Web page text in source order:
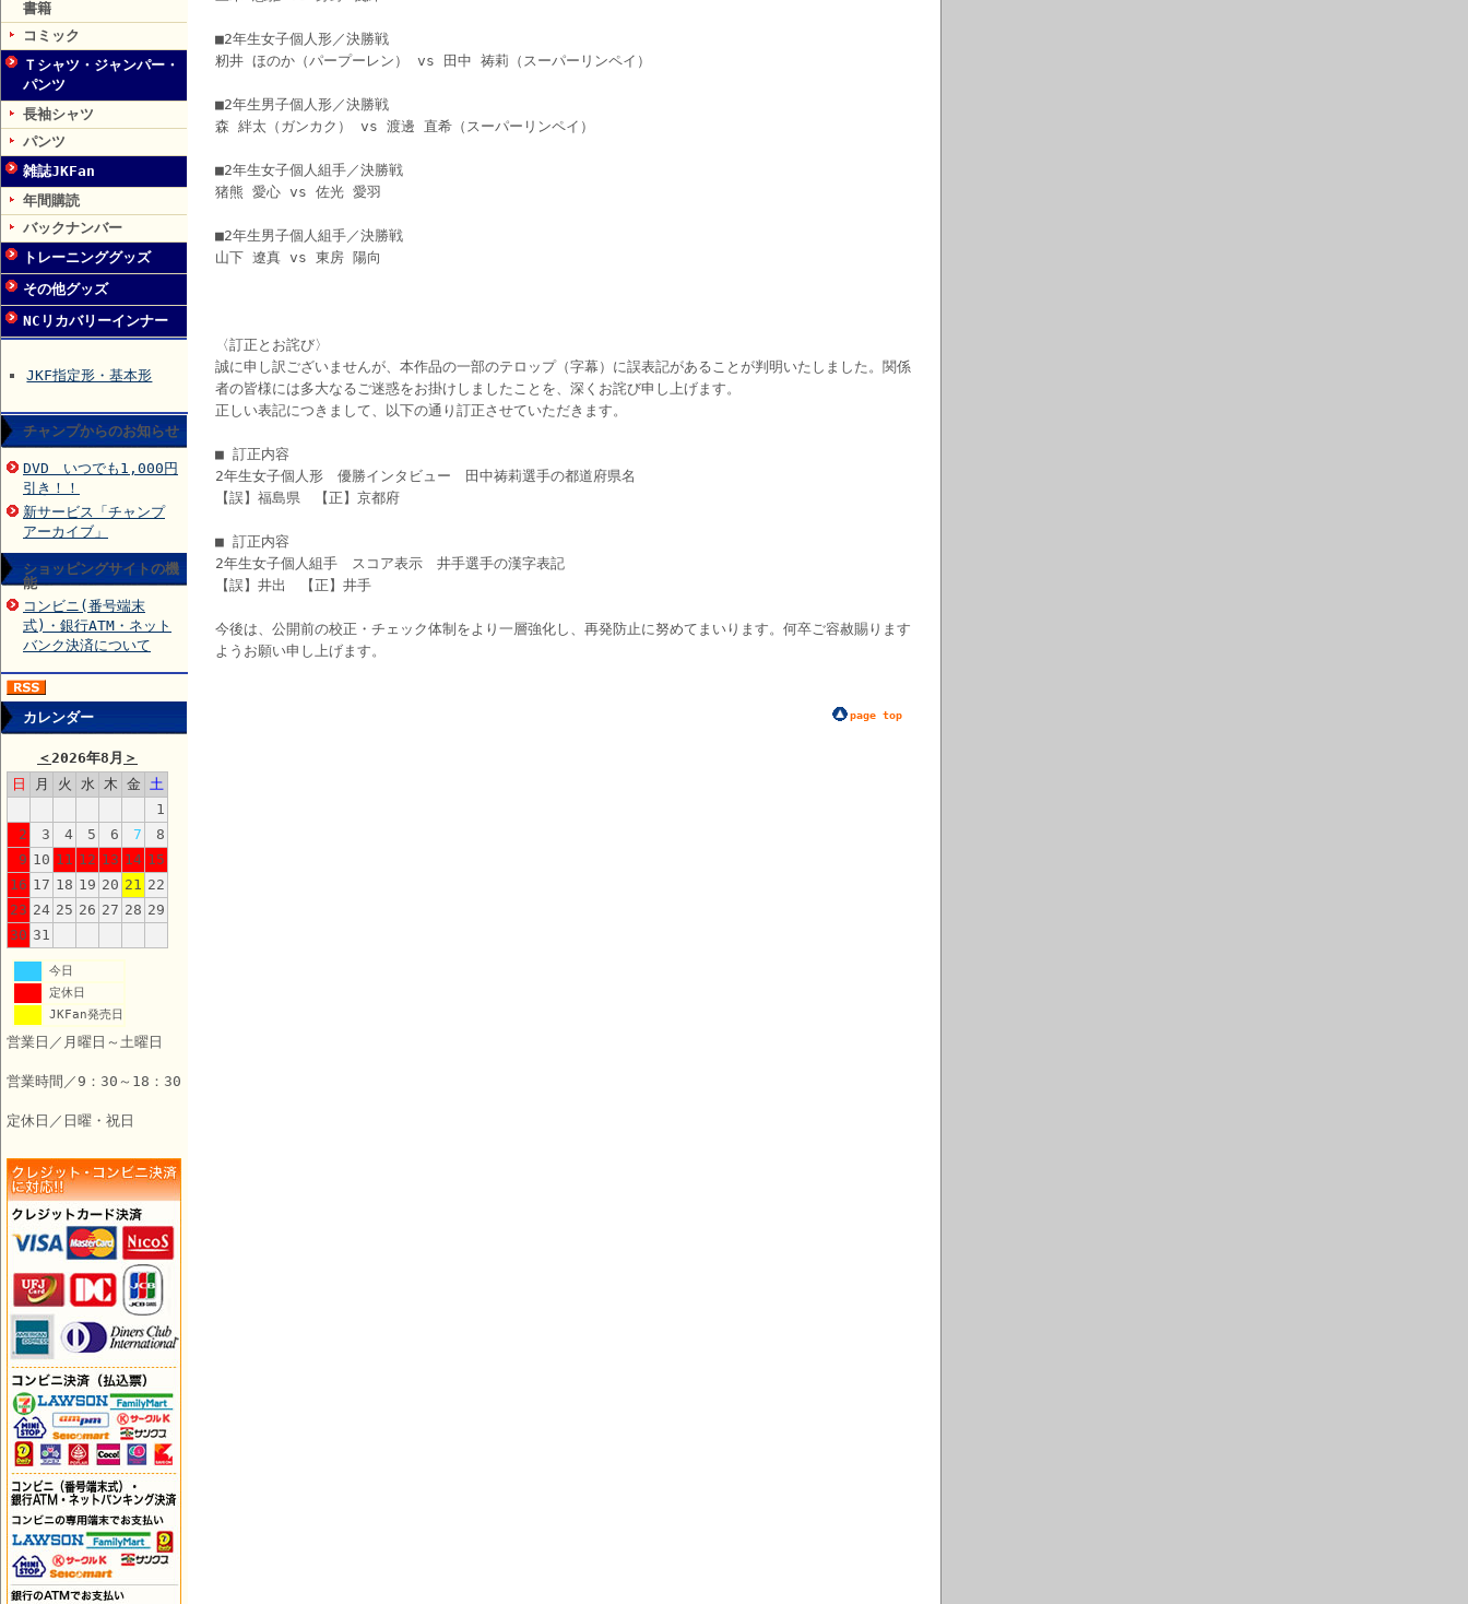
書籍
コミック
Ｔシャツ・ジャンパー・
パンツ
長袖シャツ
パンツ
雑誌JKFan
年間購読
バックナンバー
トレーニンググッズ
その他グッズ
NCリカバリーインナー
JKF指定形・基本形
チャンプからのお知らせ
DVD いつでも1,000円
引き！！
新サービス「チャンプ
アーカイブ」
ショッピングサイトの機
能
コンビニ(番号端末
式)・銀行ATM・ネット
バンク決済について
カレンダー
＜ 2026年8月 ＞
日
月 火 水 木 金
土
1
2
3 4 5 6 7
8
9 10 11 12 13 14 15
16 17 18 19 20 21 22
23 24 25 26 27 28 29
30 31
今日
定休日
JKFan発売日
営業日／月曜日～土曜日
営業時間／9：30～18：30
定休日／日曜・祝日
■2年生女子個人形／決勝戦
籾井 ほのか（パープーレン） vs 田中 祷莉（スーパーリンペイ）
■2年生男子個人形／決勝戦
森 絆太（ガンカク） vs 渡邊 直希（スーパーリンペイ）
■2年生女子個人組手／決勝戦
猪熊 愛心 vs 佐光 愛羽
■2年生男子個人組手／決勝戦
山下 遼真 vs 東房 陽向
〈訂正とお詫び〉
誠に申し訳ございませんが、本作品の一部のテロップ（字幕）に誤表記があることが判明いたしました。関係
者の皆様には多大なるご迷惑をお掛けしましたことを、深くお詫び申し上げます。
正しい表記につきまして、以下の通り訂正させていただきます。
■ 訂正内容
2年生女子個人形 優勝インタビュー 田中祷莉選手の都道府県名
【誤】福島県 【正】京都府
■ 訂正内容
2年生女子個人組手 スコア表示 井手選手の漢字表記
【誤】井出 【正】井手
今後は、公開前の校正・チェック体制をより一層強化し、再発防止に努めてまいります。何卒ご容赦賜ります
ようお願い申し上げます。
page top